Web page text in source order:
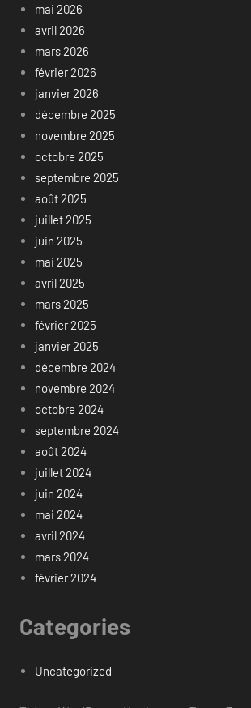
mai 2026
avril 2026
mars 2026
février 2026
janvier 2026
décembre 2025
novembre 2025
octobre 2025
septembre 2025
août 2025
juillet 2025
juin 2025
mai 2025
avril 2025
mars 2025
février 2025
janvier 2025
décembre 2024
novembre 2024
octobre 2024
septembre 2024
août 2024
juillet 2024
juin 2024
mai 2024
avril 2024
mars 2024
février 2024
Categories
Uncategorized